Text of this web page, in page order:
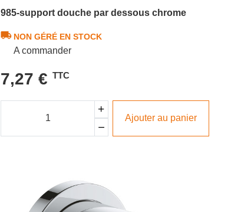
985-support douche par dessous chrome
NON GÉRÉ EN STOCK
A commander
7,27 € TTC
Ajouter au panier